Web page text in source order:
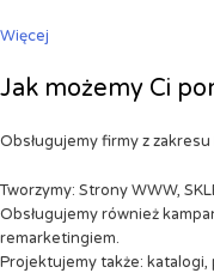
Więcej
Jak możemy Ci
Obsługujemy firmy z
Tworzymy: Strony WWW,
Obsługujemy również
remarketingiem.
Projektujemy także: katalogi,